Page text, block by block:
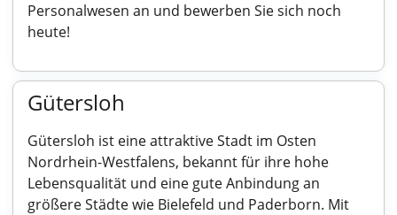
Personalwesen an und bewerben Sie sich noch
heute!
Gütersloh
Gütersloh ist eine attraktive Stadt im Osten
Nordrhein-Westfalens, bekannt für ihre hohe
Lebensqualität und eine gute Anbindung an
größere Städte wie Bielefeld und Paderborn. Mit